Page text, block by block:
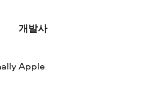
개발사
Apple